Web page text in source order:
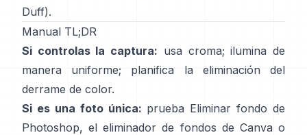
Duff).
Manual TL;DR
Si controlas la captura: usa croma; ilumina de
manera uniforme; planifica la
eliminación del
derrame de color.
Si es una foto única: prueba Eliminar fondo de
Photoshop, eleliminador de fondos de Canva o